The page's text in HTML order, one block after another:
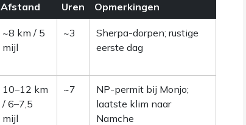
Afstand Uren Opmerkingen
~8 km / 5
mijl
~3
Sherpa-dorpen; rustige
eerste dag
10–12 km
/ 6–7,5
mijl
~7
NP-permit bij Monjo;
laatste klim naar
Namche